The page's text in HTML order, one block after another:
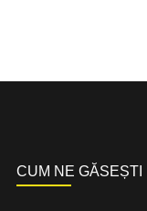
CUM NE GĂSEȘTI